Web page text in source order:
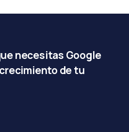
necesitas Google
de tu